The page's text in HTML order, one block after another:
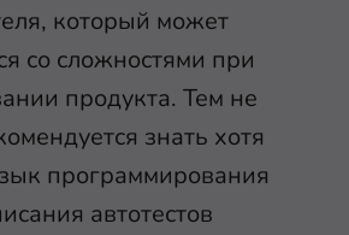
который может
со сложностями при
продукта. Тем не
знать хотя
программирования
автотестов